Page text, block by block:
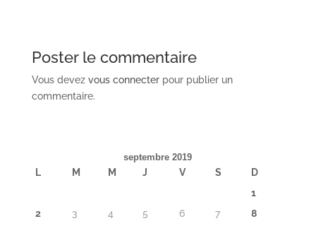
Poster le commentaire
Vous devez vous connecterpour publier un
commentaire.
septembre 2019
L M M J V S
D
1
2
3 4 5 6 7 8